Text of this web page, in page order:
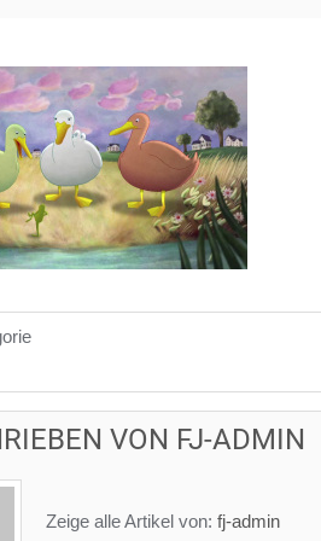
VON FJ-ADMIN
Zeige alle Artikel von: fj-admin